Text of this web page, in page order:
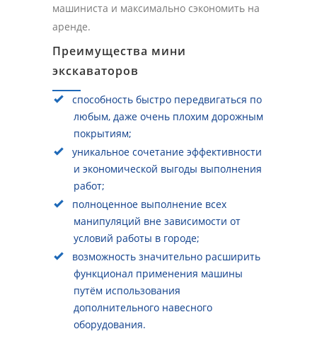
машиниста и максимально сэкономить на
аренде.
Преимущества мини
экскаваторов
способность быстро передвигаться по
любым, даже очень плохим дорожным
покрытиям;
уникальное сочетание эффективности
и экономической выгоды выполнения
работ;
полноценное выполнение всех
манипуляций вне зависимости от
условий работы в городе;
возможность значительно расширить
функционал применения машины
путём использования
дополнительного навесного
оборудования.